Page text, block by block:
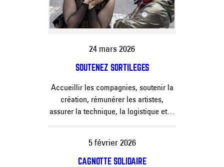
24 mars 2026
SOUTENEZ SORTILÈGES
Accueillir les compagnies, soutenir la
création, rémunérer les artistes,
assurer la technique, la logistique et…
5 février 2026
CAGNOTTE SOLIDAIRE